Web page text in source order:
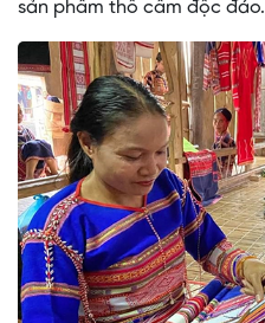
sản phẩm thổ cẩm độc đáo.